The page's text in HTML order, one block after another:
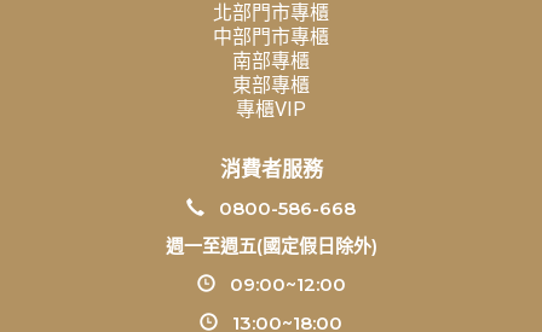
北部門市專櫃
中部門市專櫃
南部專櫃
東部專櫃
專櫃VIP
消費者服務
0800-586-668
週一至週五(國定假日除外)
09:00~12:00
13:00~18:00